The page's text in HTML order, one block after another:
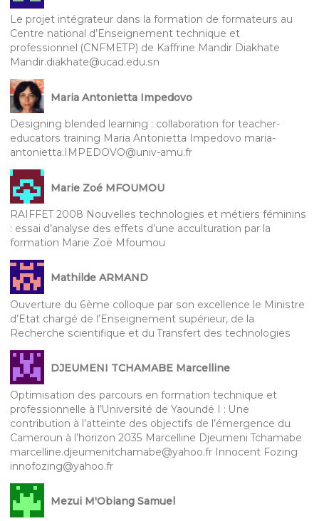
Le projet intégrateur dans la formation de formateurs au
Centre national d’Enseignement technique et
professionnel (CNFMETP) de Kaffrine Mandir Diakhate
Mandir.diakhate@ucad.edu.sn
Maria Antonietta Impedovo
Designing blended learning : collaboration for teacher-
educators training Maria Antonietta Impedovo maria-
antonietta.IMPEDOVO@univ-amu.fr
Marie Zoé MFOUMOU
RAIFFET 2008 Nouvelles technologies et métiers féminins
: essai d’analyse des effets d’une acculturation par la
formation Marie Zoë Mfoumou
Mathilde ARMAND
Ouverture du 6ème colloque par son excellence le Ministre
d’Etat chargé de l’Enseignement supérieur, de la
Recherche scientifique et du Transfert des technologies
DJEUMENI TCHAMABE Marcelline
Optimisation des parcours en formation technique et
professionnelle à l’Université de Yaoundé I : Une
contribution à l’atteinte des objectifs de l’émergence du
Cameroun à l’horizon 2035 Marcelline Djeumeni Tchamabe
marcelline.djeumenitchamabe@yahoo.fr Innocent Fozing
innofozing@yahoo.fr
Mezui M'Obiang Samuel